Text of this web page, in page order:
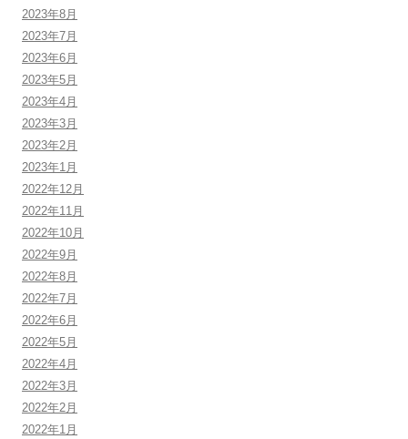
2023年8月
2023年7月
2023年6月
2023年5月
2023年4月
2023年3月
2023年2月
2023年1月
2022年12月
2022年11月
2022年10月
2022年9月
2022年8月
2022年7月
2022年6月
2022年5月
2022年4月
2022年3月
2022年2月
2022年1月